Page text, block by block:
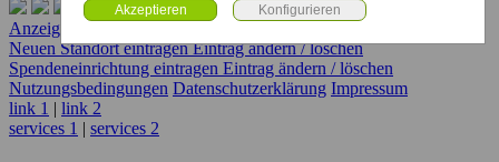
Anzeige erstellen
Neuen Standort eintragenEintrag ändern / löschen
Spendeneinrichtung eintragen Eintrag ändern / löschen
Nutzungsbedingungen Datenschutzerklärung Impressum
link 1 | link 2
services 1 | services 2